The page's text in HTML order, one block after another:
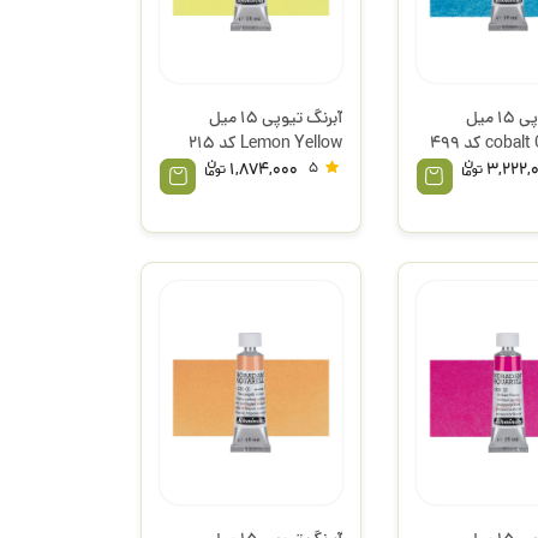
آبرنگ تیوپی 15 میل
cobalt Cerulean کد 499
آبرنگ تیوپی 15 میل
Lemon Yellow کد 215
هورادام سری 1 اشمینگ
5
1,874,000